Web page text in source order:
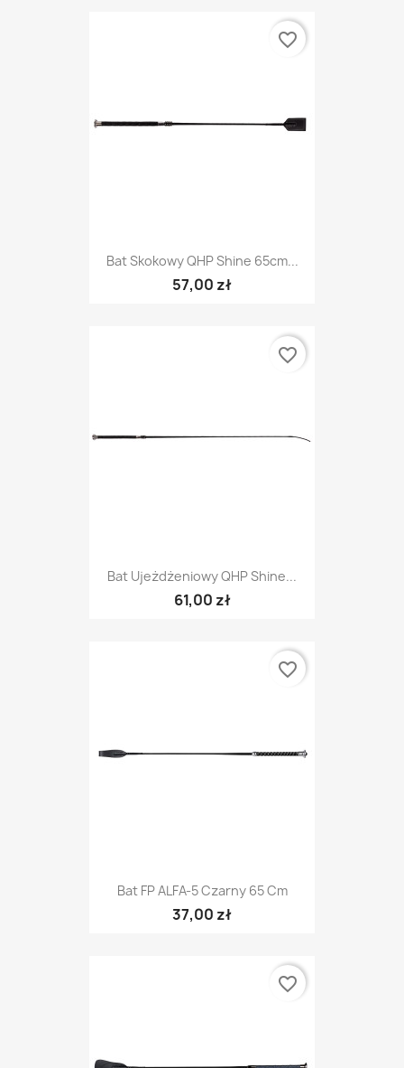
Bat Skokowy QHP Shine 65cm...
57,00 zł
favorite_border
Bat Ujeżdżeniowy QHP Shine...
61,00 zł
favorite_border
Bat FP ALFA-5 Czarny 65 Cm
37,00 zł
favorite_border
favorite_border